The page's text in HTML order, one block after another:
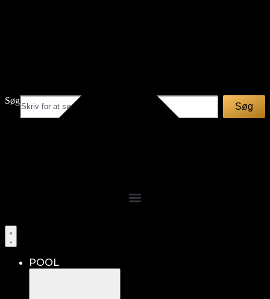
Søg
Søg
POOL